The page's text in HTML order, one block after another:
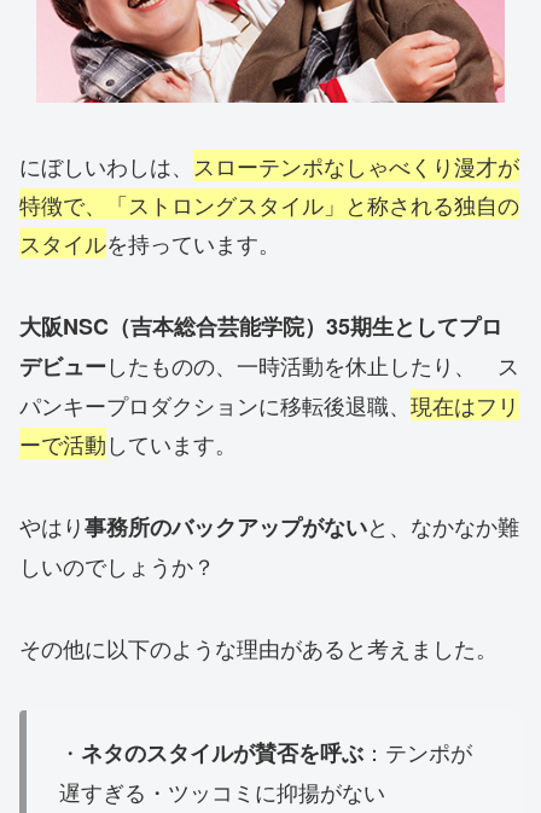
にぼしいわしは、
スローテンポなしゃべくり漫才が
特徴で、「ストロングスタイル」と称される独自の
スタイルを持っています。
大阪NSC（吉本総合芸能学院）35期生としてプロ
デビューしたものの、一時活動を休止したり、 ス
パンキープロダクションに移転後退職、 現在はフリ
ーで活動しています。
やはり事務所のバックアップがないと、なかなか難
しいのでしょうか？
その他に以下のような理由があると考えました。
・ ネタのスタイルが賛否を呼ぶ ：テンポが
遅すぎる・ツッコミに抑揚がない